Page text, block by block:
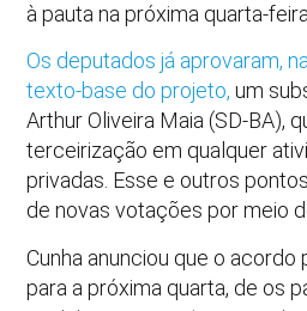
à pauta na próxima quarta-
Os deputados já aprovaram,
texto-base do projeto, um
Arthur Oliveira Maia (SD-BA),
terceirização em qualquer
privadas. Esse e outros
de novas votações por meio
Cunha anunciou que o
para a próxima quarta, de os